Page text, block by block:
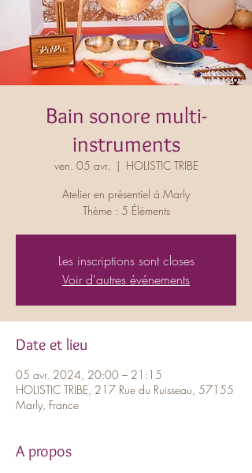
Bain sonore multi-
instruments
ven. 05 avr.
  |
HOLISTIC TRIBE
Atelier en présentiel à Marly
Thème : 5 Éléments
Les inscriptions sont closes
Voir d'autres événements
Date et lieu
05 avr. 2024, 20:00 – 21:15
HOLISTIC TRIBE, 217 Rue du Ruisseau, 57155
Marly, France
A propos